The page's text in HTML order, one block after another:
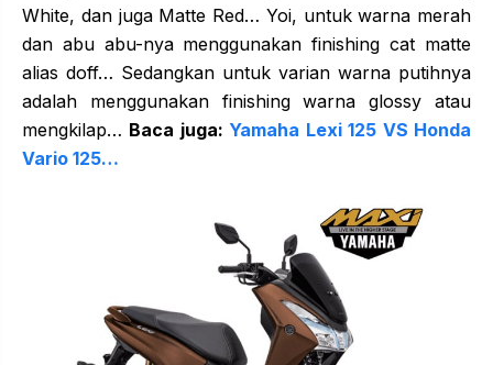
White, dan juga Matte Red… Yoi, untuk warna merah
dan abu abu-nya menggunakan finishing cat matte
alias doff… Sedangkan untuk varian warna putihnya
adalah menggunakan finishing warna glossy atau
mengkilap… Baca juga: Yamaha Lexi 125 VS Honda
Vario 125…